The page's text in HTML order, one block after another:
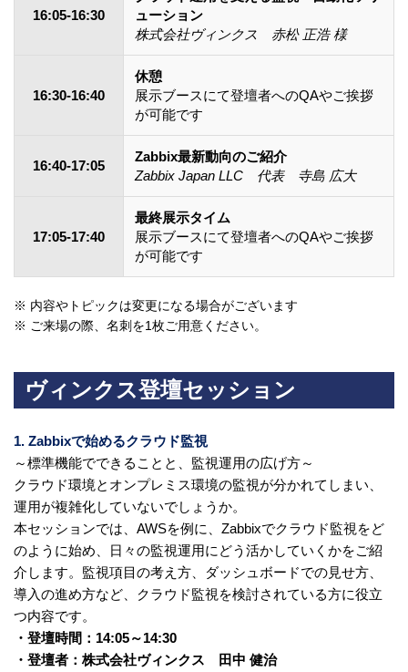
16:05-16:30
ューション
株式会社ヴィンクス 赤松 正浩 様
16:30-16:40
休憩
展示ブースにて登壇者へのQAやご挨拶
が可能です
16:40-17:05
Zabbix最新動向のご紹介
Zabbix Japan LLC 代表 寺島 広大
17:05-17:40
最終展示タイム
展示ブースにて登壇者へのQAやご挨拶
が可能です
※ 内容やトピックは変更になる場合がございます
※ ご来場の際、名刺を1枚ご用意ください。
ヴィンクス登壇セッション
1. Zabbixで始めるクラウド監視
～標準機能でできることと、監視運用の広げ方～
クラウド環境とオンプレミス環境の監視が分かれてしまい、
運用が複雑化していないでしょうか。
本セッションでは、AWSを例に、Zabbixでクラウド監視をど
のように始め、日々の監視運用にどう活かしていくかをご紹
介します。監視項目の考え方、ダッシュボードでの見せ方、
導入の進め方など、クラウド監視を検討されている方に役立
つ内容です。
・登壇時間：14:05～14:30
・登壇者：株式会社ヴィンクス 田中 健治